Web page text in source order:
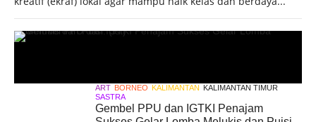
ART BORNEO KALIMANTAN KALIMANTAN TIMUR
SASTRA
Gembel PPU dan IGTKI Penajam